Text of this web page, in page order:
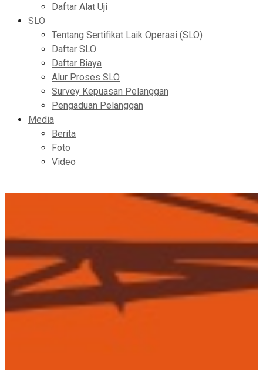
Daftar Alat Uji
SLO
Tentang Sertifikat Laik Operasi (SLO)
Daftar SLO
Daftar Biaya
Alur Proses SLO
Survey Kepuasan Pelanggan
Pengaduan Pelanggan
Media
Berita
Foto
Video